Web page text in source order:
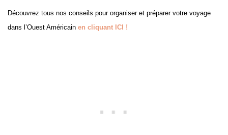
Découvrez tous nos conseils pour organiser et préparer votre voyage
dans l’Ouest Américain en cliquant ICI !